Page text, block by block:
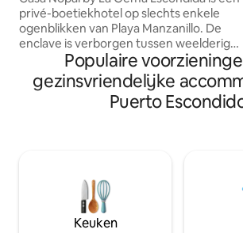
privé-boetiekhotel op slechts enkele
ogenblikken van Playa Manzanillo. De
enclave is verborgen tussen weelderige
tropische tuinen en combineert twee
prachtig ingerichte casita's - exclusief
samen verhuurd voor volledige privacy.
Geniet van je eigen privézwembad,
uitstapje aan de kust. Vanaf 1 september
profiteren gasten ook van een dagelijks
continentaal ontbijt en huishouding.
Populaire
gezinsvriendelijke
Puerto
Keuken